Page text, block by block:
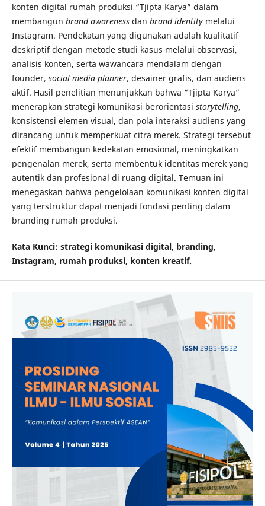
konten digital rumah produksi “Tjipta Karya” dalam
membangun brand awarenessdan brand identity melalui
Instagram. Pendekatan yang digunakan adalah kualitatif
deskriptif dengan metode studi kasus melalui observasi,
analisis konten, serta wawancara mendalam dengan
founder, social media planner, desainer grafis, dan audiens
aktif. Hasil penelitian menunjukkan bahwa “Tjipta Karya”
menerapkan strategi komunikasi berorientasi storytelling,
konsistensi elemen visual, dan pola interaksi audiens yang
dirancang untuk memperkuat citra merek. Strategi tersebut
efektif membangun kedekatan emosional, meningkatkan
pengenalan merek, serta membentuk identitas merek yang
autentik dan profesional di ruang digital. Temuan ini
menegaskan bahwa pengelolaan komunikasi konten digital
yang terstruktur dapat menjadi fondasi penting dalam
branding rumah produksi.
Kata Kunci: strategi komunikasi digital, branding,
Instagram, rumah produksi, konten kreatif.